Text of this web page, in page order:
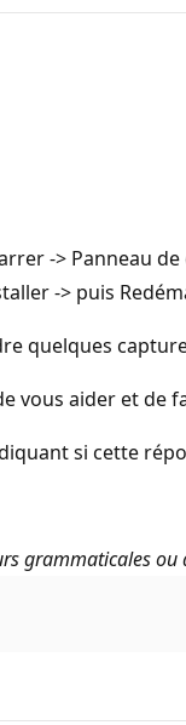
-> Panneau
-> puis
quelques
vous aider et
si cette
grammaticales ou